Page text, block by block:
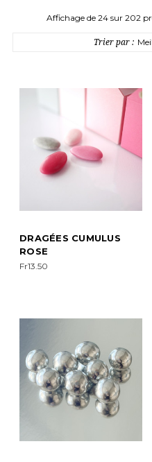
Affichage de 24 sur 202
Trier par :
DRAGÉES CUMULUS
ROSE
Fr13.50